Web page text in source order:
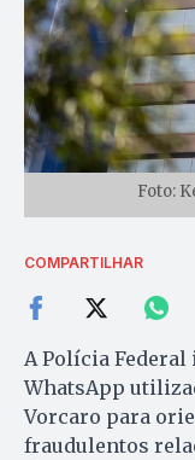
Foto:
COMPARTILHAR
A Polícia
WhatsApp
Vorcaro para
fraudulentos